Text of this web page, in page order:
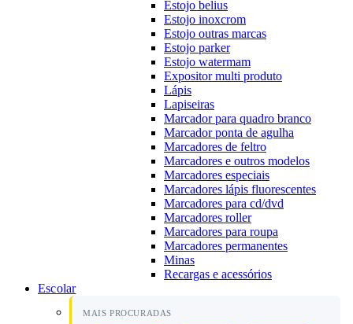
Estojo belius
Estojo inoxcrom
Estojo outras marcas
Estojo parker
Estojo watermam
Expositor multi produto
Lápis
Lapiseiras
Marcador para quadro branco
Marcador ponta de agulha
Marcadores de feltro
Marcadores e outros modelos
Marcadores especiais
Marcadores lápis fluorescentes
Marcadores para cd/dvd
Marcadores roller
Marcadores para roupa
Marcadores permanentes
Minas
Recargas e acessórios
Escolar
MAIS PROCURADAS